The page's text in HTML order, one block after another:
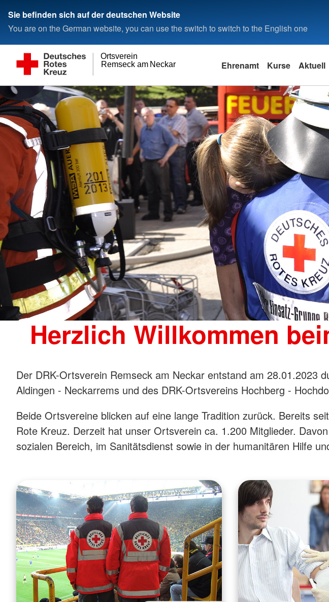
Sie befinden sich auf der deutschen Website
You are on the German website, you can use the switch to switch to the English one
Remseck am Neckar
Ortsverein
Ehrenamt Kurse Aktuell
Herzlich Willkommen
Der DRK-Ortsverein Remseck am Neckar entstand am 28.01.2023
Aldingen - Neckarrems und des DRK-Ortsvereins Hochberg -
Beide Ortsvereine blicken auf eine lange Tradition zurück. Bereits
Rote Kreuz. Derzeit hat unser Ortsverein ca. 1.200 Mitglieder.
sozialen Bereich, im Sanitätsdienst sowie in der humanitären Hilfe